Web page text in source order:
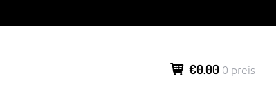
€0.00 0 preis